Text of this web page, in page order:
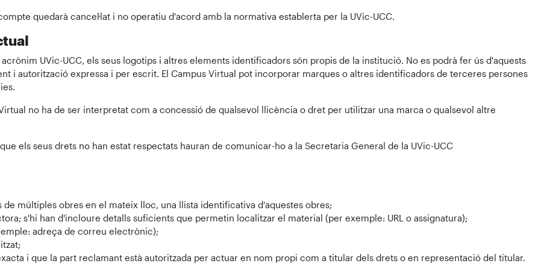
quedarà cancel·lat i no operatiu d'acord amb la normativa establerta per la UVic-UCC.
UVic-UCC, els seus logotips i altres elements identificadors són propis de la institució. No es podrà fer ús d'aquests
i autorització expressa i per escrit. El Campus Virtual pot incorporar marques o altres identificadors de terceres persones
no ha de ser interpretat com a concessió de qualsevol llicència o dret per utilitzar una marca o qualsevol altre
els seus drets no han estat respectats hauran de comunicar-ho a la Secretaria General de la UVic-UCC
múltiples obres en el mateix lloc, una llista identificativa d'aquestes obres;
s'hi han d'incloure detalls suficients que permetin localitzar el material (per exemple: URL o assignatura);
adreça de correu electrònic);
i que la part reclamant està autoritzada per actuar en nom propi com a titular dels drets o en representació del titular.